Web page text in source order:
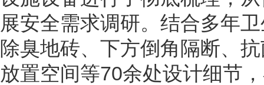
展安全需求调研。结合多年
除臭地砖、下方倒角隔断、
放置空间等70余处设计细节